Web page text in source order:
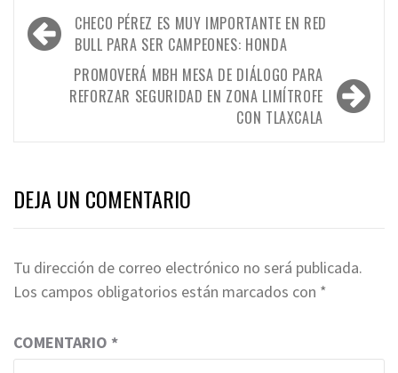
Navegación
de
entradas
CHECO PÉREZ ES MUY IMPORTANTE EN RED
BULL PARA SER CAMPEONES: HONDA
PROMOVERÁ MBH MESA DE DIÁLOGO PARA
REFORZAR SEGURIDAD EN ZONA LIMÍTROFE
CON TLAXCALA
DEJA UN COMENTARIO
Tu dirección de correo electrónico no será publicada.
Los campos obligatorios están marcados con *
COMENTARIO *